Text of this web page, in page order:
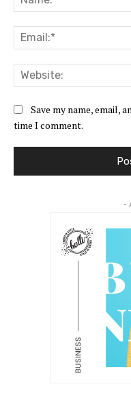
Save my name, email,
time I comment.
-